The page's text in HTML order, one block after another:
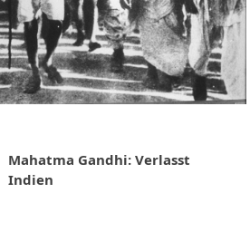
Mahatma Gandhi: Verlasst
Indien